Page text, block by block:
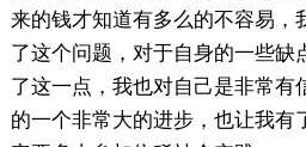
来的钱才知道有多么的不容易，
了这个问题，对于自身的一些缺
了这一点，我也对自己是非常有
的一个非常大的进步，也让我有